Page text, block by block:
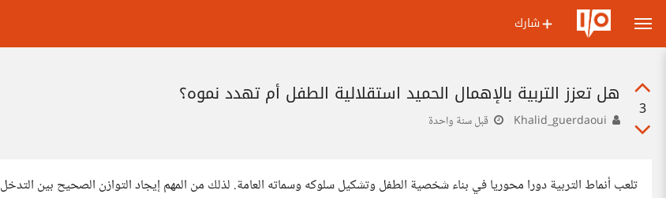
شارك
3
هل تعزز التربية بالإهمال الحميد استقلالية الطفل أم تهدد نموه؟
قبل سنة واحدة
تلعب أنماط التربية دورا محوريا في بناء شخصية الطفل وتشكيل سلوكه وسماته العامة. لذلك من المهم إيجاد التوازن الصحيح بين التدخل